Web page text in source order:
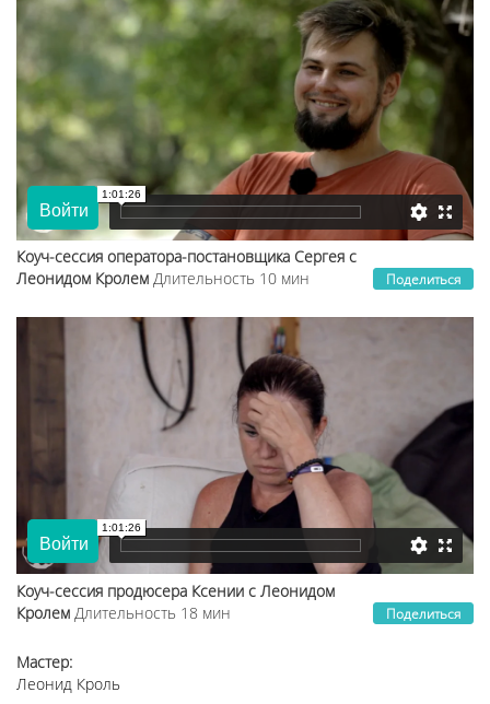
Поделиться
Коуч-сессия оператора-постановщика Сергея с
Леонидом Кролем Длительность 10 мин
Поделиться
Коуч-сессия продюсера Ксении с Леонидом
Кролем Длительность 18 мин
Мастер:
Леонид Кроль